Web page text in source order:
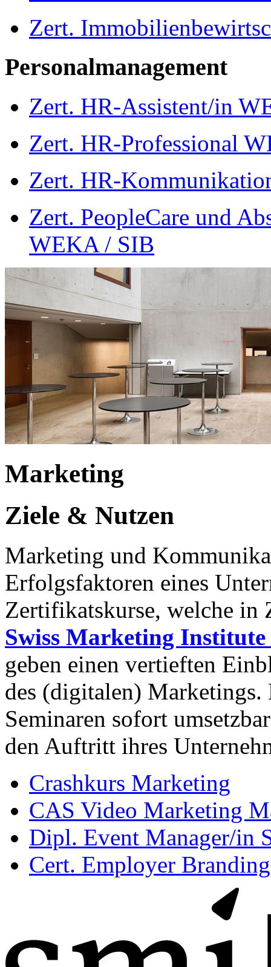
Zert.
Personalmanagement
Zert. HR-Assistent/in
Zert. HR-Professional
Zert. HR-
Zert. PeopleCare und
WEKA / SIB
Marketing
Ziele & Nutzen
Marketing und
Erfolgsfaktoren eines
Zertifikatskurse, welche in
Swiss Marketing
geben einen vertieften
des (digitalen) Marketings.
Seminaren sofort
den Auftritt ihres
Crashkurs Marketing
CAS Video Marketing
Dipl. Event Manager/in
Cert. Employer